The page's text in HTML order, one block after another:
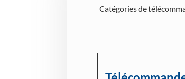
Catégories de